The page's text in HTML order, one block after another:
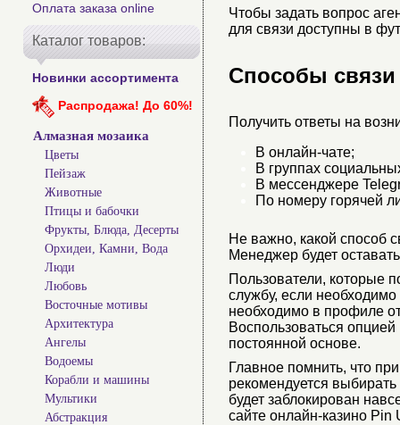
Оплата заказа online
Каталог товаров:
Новинки ассортимента
Распродажа! До 60%!
Алмазная мозаика
Цветы
Пейзаж
Животные
Птицы и бабочки
Фрукты, Блюда, Десерты
Орхидеи, Камни, Вода
Люди
Любовь
Восточные мотивы
Архитектура
Ангелы
Водоемы
Корабли и машины
Мультики
Абстракция
Чтобы задать вопрос
для связи доступны в
Способы
Получить ответы на
В онлайн-чате;
В группах
В мессенджере
По номеру горячей
Не важно, какой способ
Менеджер будет
Пользователи, которые
службу, если
необходимо в профиле
Воспользоваться
постоянной основе.
Главное помнить, что
рекомендуется
будет заблокирован
сайте онлайн-казино Pin